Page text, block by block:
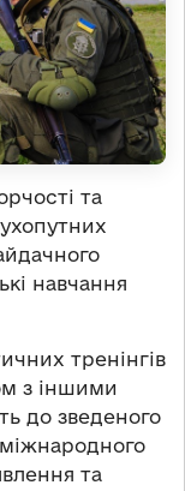
та
навчання
тренінгів
з іншими
до зведеного
та